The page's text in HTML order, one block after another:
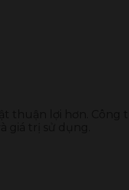
thuận lợi hơn. Công
giá trị sử dụng.